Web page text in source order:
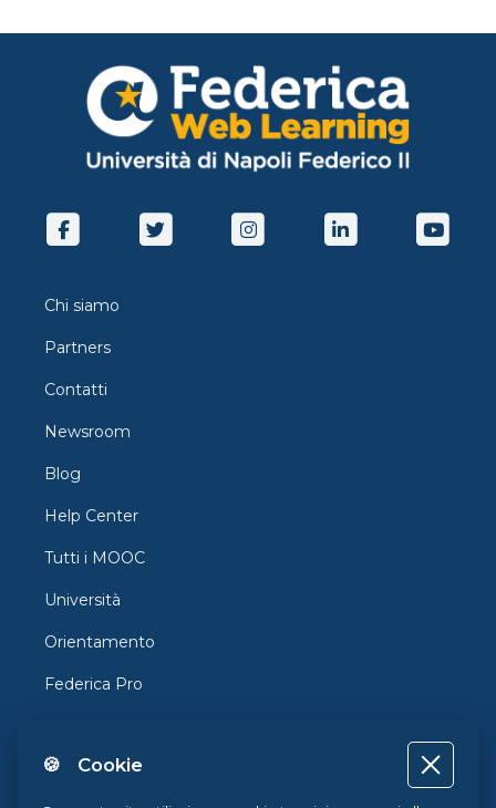
Chi siamo
Partners
Contatti
Newsroom
Blog
Help Center
Tutti i MOOC
Università
Orientamento
Federica Pro
Federica Coursera
🍪 Cookie